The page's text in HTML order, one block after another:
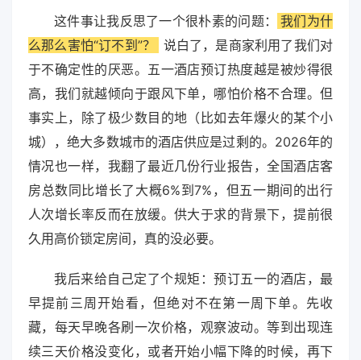
这件事让我反思了一个很朴素的问题：
我们为什
么那么害怕“订不到”？
说白了，是商家利用了我们对
于不确定性的厌恶。五一酒店预订热度越是被炒得很
高，我们就越倾向于跟风下单，哪怕价格不合理。但
事实上，除了极少数目的地（比如去年爆火的某个小
城），绝大多数城市的酒店供应是过剩的。2026年的
情况也一样，我翻了最近几份行业报告，全国酒店客
房总数同比增长了大概6%到7%，但五一期间的出行
人次增长率反而在放缓。供大于求的背景下，提前很
久用高价锁定房间，真的没必要。
我后来给自己定了个规矩：预订五一的酒店，最
早提前三周开始看，但绝对不在第一周下单。先收
藏，每天早晚各刷一次价格，观察波动。等到出现连
续三天价格没变化，或者开始小幅下降的时候，再下